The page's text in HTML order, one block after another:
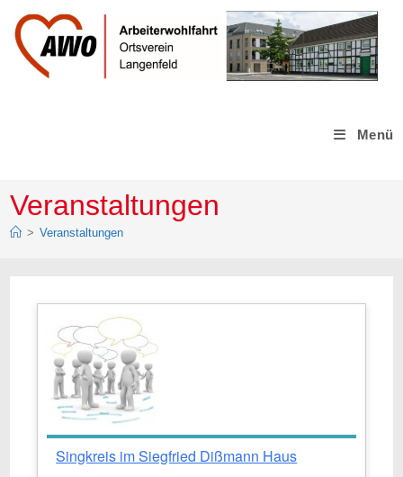
Inhalt
springen
Menü
Veranstaltungen
> Veranstaltungen
Singkreis im Siegfried Dißmann Haus